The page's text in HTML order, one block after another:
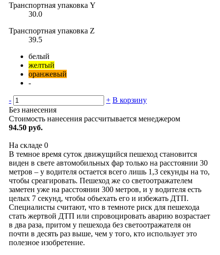
Транспортная упаковка Y
30.0
Транспортная упаковка Z
39.5
белый
желтый
оранжевый
-
- + В корзину
Без нанесения
Стоимость нанесения рассчитывается менеджером
94.50 руб.
На складе 0
В темное время суток движущийся пешеход становится
виден в свете автомобильных фар только на расстоянии 30
метров – у водителя остается всего лишь 1,3 секунды на то,
чтобы среагировать. Пешеход же со светоотражателем
заметен уже на расстоянии 300 метров, и у водителя есть
целых 7 секунд, чтобы объехать его и избежать ДТП.
Специалисты считают, что в темноте риск для пешехода
стать жертвой ДТП или спровоцировать аварию возрастает
в два раза, притом у пешехода без светоотражателя он
почти в десять раз выше, чем у того, кто использует это
полезное изобретение.